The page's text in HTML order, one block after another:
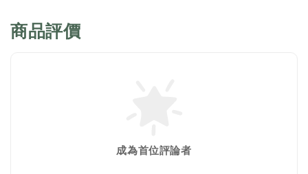
商品評價
成為首位評論者